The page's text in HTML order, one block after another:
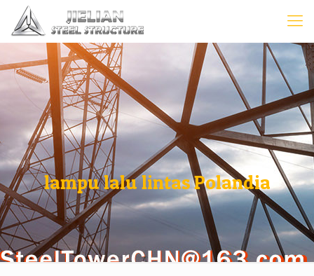
lampu lalu lintas Polandia